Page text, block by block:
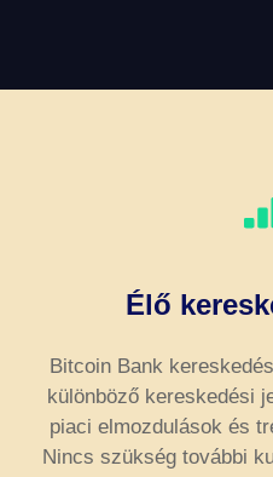
Élő
Bitcoin Bank
különböző kereskedési
piaci elmozdulások és
Nincs szükség további